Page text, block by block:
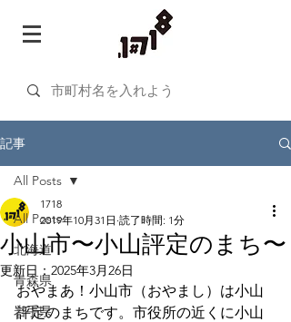
記事
All Posts
北海道
青森県
岩手県
All Posts
小山市〜小山評定のまち〜
1718
2019年10月31日 読了時間: 1分
更新日： 2025年3月26日
おやまあ！小山市（おやまし）は小山
評定のまちです。市役所の近くに小山